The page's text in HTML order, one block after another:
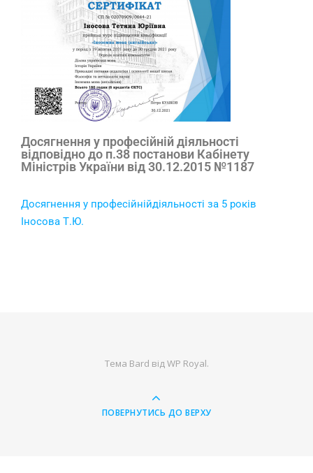
Досягнення у професійній діяльності
відповідно до п.38 постанови Кабінету
Міністрів України від 30.12.2015 №1187
Досягнення у професiйнiйдіяльності за 5 років
Іносова Т.Ю.
Тема Bard відWP Royal.
ПОВЕРНУТИСЬ ДО ВЕРХУ